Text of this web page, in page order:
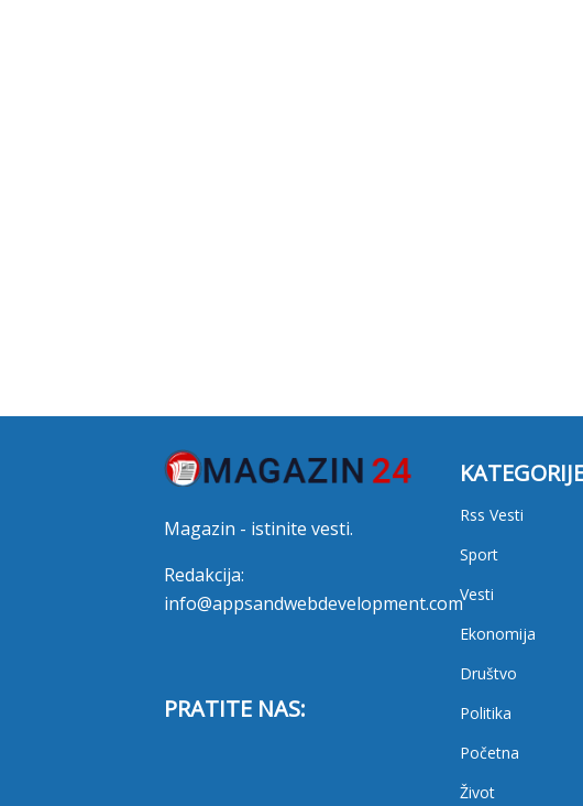
Magazin - istinite vesti.
Redakcija:
info@appsandwebdevelopment.com
PRATITE NAS:
Rss Vesti
Sport
Vesti
Ekonomija
Društvo
Politika
Početna
Život